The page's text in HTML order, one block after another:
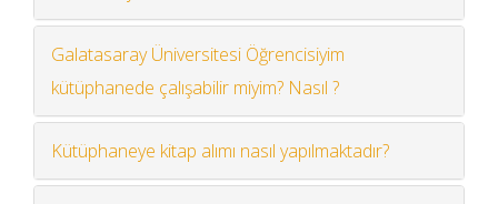
Galatasaray Üniversitesi Öğrencisiyim
kütüphanede çalışabilir miyim? Nasıl ?
Kütüphaneye kitap alımı nasıl yapılmaktadır?